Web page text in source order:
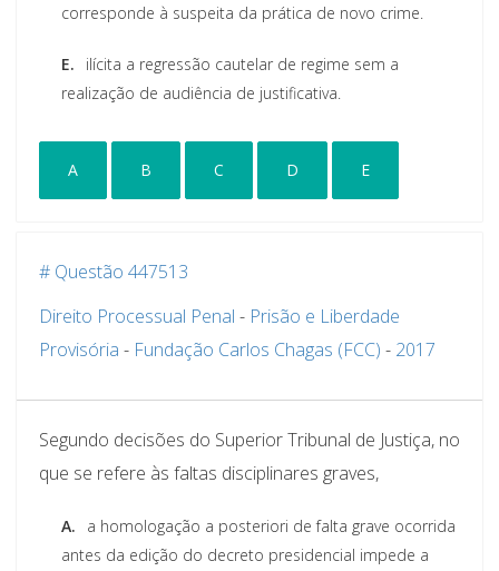
corresponde à suspeita da prática de novo crime.
E.
ilícita a regressão cautelar de regime sem a
realização de audiência de justificativa.
A B C D E
# Questão 447513
Direito Processual Penal - Prisão e Liberdade
Provisória - Fundação Carlos Chagas (FCC) - 2017
Segundo decisões do Superior Tribunal de Justiça, no
que se refere às faltas disciplinares graves,
A.
a homologação a posteriori de falta grave ocorrida
antes da edição do decreto presidencial impede a